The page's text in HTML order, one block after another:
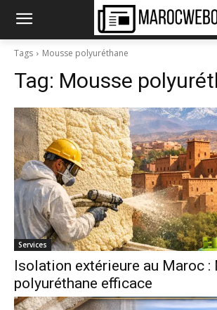
Tags Mousse polyuréthane
Tag: Mousse
Services
Isolation extérieure au Maroc :
polyuréthane efficace